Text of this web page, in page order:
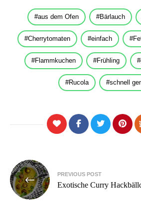
aus dem Ofen Bärlauch
Cherrytomaten einfach
Flammkuchen Frühling
Rucola schnell
Beitragsnavigation
PREVIOUS POST
Exotische Curry